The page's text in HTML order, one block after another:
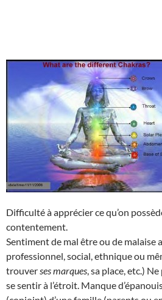
Difficulté à apprécier ce qu’on
contentement.
Sentiment de mal être ou de malaise
professionnel, social, ethnique ou
trouverses marques, sa place, etc.)
se sentir à l’étroit. Manque